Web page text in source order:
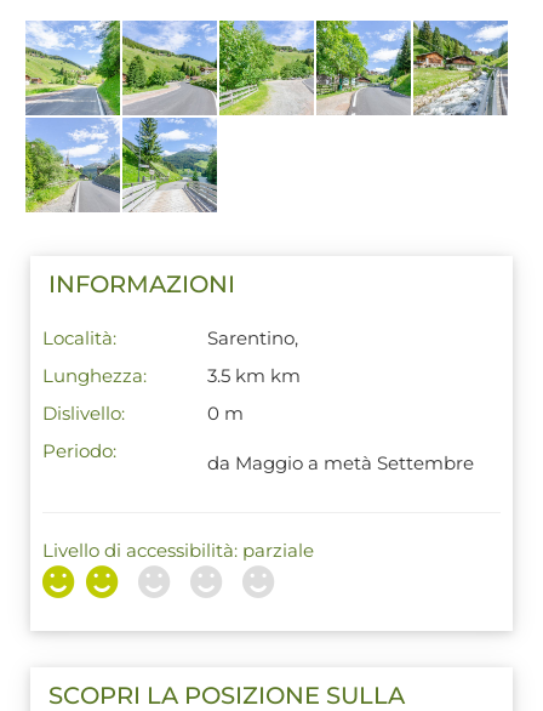
INFORMAZIONI
Località:
Sarentino,
Lunghezza:
3.5 km km
Dislivello:
0 m
Periodo:
da Maggio a metà Settembre
Livello di accessibilità: parziale
SCOPRI LA POSIZIONE SULLA